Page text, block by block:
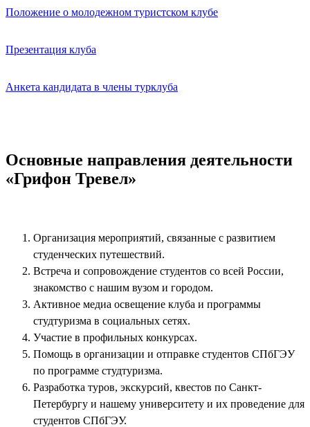
Положение о молодежном туристском клубе
Презентация клуба
Анкета кандидата в члены турклуба
Основные направления деятельности
«Грифон Тревел»
Организация мероприятий, связанные с развитием
студенческих путешествий.
Встреча и сопровождение студентов со всей России,
знакомство с нашим вузом и городом.
Активное медиа освещение клуба и программы
студтуризма в социальных сетях.
Участие в профильных конкурсах.
Помощь в организации и отправке студентов СПбГЭУ
по программе студтуризма.
Разработка туров, экскурсий, квестов по Санкт-
Петербургу и нашему университету и их проведение для
студентов СПбГЭУ.